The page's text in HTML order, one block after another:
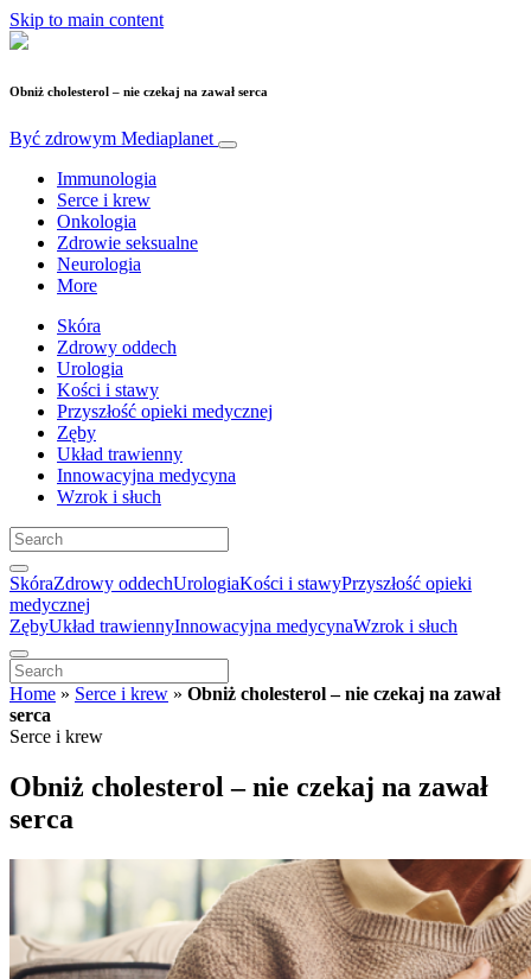
Skip to main content
Obniż cholesterol – nie czekaj na zawał serca
Być zdrowym Mediaplanet
Immunologia
Serce i krew
Onkologia
Zdrowie seksualne
Neurologia
More
Skóra
Zdrowy oddech
Urologia
Kości i stawy
Przyszłość opieki medycznej
Zęby
Układ trawienny
Innowacyjna medycyna
Wzrok i słuch
SkóraZdrowy oddechUrologiaKości i stawyPrzyszłość opieki
medycznej
ZębyUkład trawiennyInnowacyjna medycynaWzrok i słuch
Home » Serce i krew » Obniż cholesterol – nie czekaj na zawał
serca
Serce i krew
Obniż cholesterol – nie czekaj na zawał
serca